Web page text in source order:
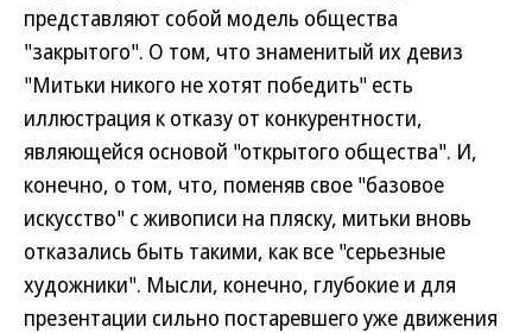
представляют собой модель общества
"закрытого". О том, что знаменитый их девиз
"Митьки никого не хотят победить" есть
иллюстрация к отказу от конкурентности,
являющейся основой "открытого общества". И,
конечно, о том, что, поменяв свое "базовое
искусство" с живописи на пляску, митьки вновь
отказались быть такими, как все "серьезные
художники". Мысли, конечно, глубокие и для
презентации сильно постаревшего уже движения